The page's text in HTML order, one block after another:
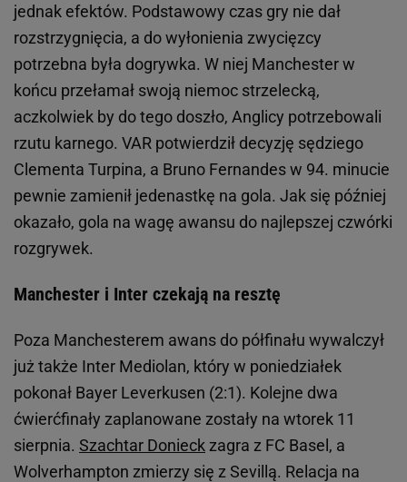
jednak efektów. Podstawowy czas gry nie dał
rozstrzygnięcia, a do wyłonienia zwycięzcy
potrzebna była dogrywka. W niej Manchester w
końcu przełamał swoją niemoc strzelecką,
aczkolwiek by do tego doszło, Anglicy potrzebowali
rzutu karnego. VAR potwierdził decyzję sędziego
Clementa Turpina, a Bruno Fernandes w 94. minucie
pewnie zamienił jedenastkę na gola. Jak się później
okazało, gola na wagę awansu do najlepszej czwórki
rozgrywek.
Manchester i Inter czekają na resztę
Poza Manchesterem awans do półfinału wywalczył
już także Inter Mediolan, który w poniedziałek
pokonał Bayer Leverkusen (2:1). Kolejne dwa
ćwierćfinały zaplanowane zostały na wtorek 11
sierpnia. Szachtar Donieck zagra z FC Basel, a
Wolverhampton zmierzy się z Sevillą. Relacja na